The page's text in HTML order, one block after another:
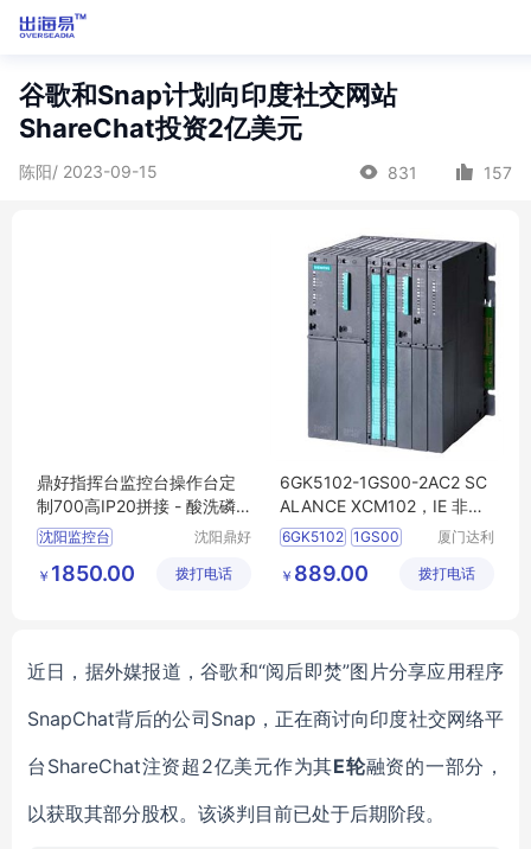
谷歌和Snap计划向印度社交网站
ShareChat投资2亿美元
陈阳/ 2023-09-15 831 157
鼎好指挥台监控台操作台定
制700高IP20拼接 - 酸洗磷
静电喷涂可开票 - 优质材料
实力生产
沈阳监控台
吉林操作台
沈阳鼎好
有限公司
￥ 1850.00 拨打电话
6GK5102-1GS00-2AC2 SC
ALANCE XCM102，IE 非管
理型媒介转换器 1 个
6GK5102 1GS00
厦门达利
科技有限
￥ 889.00 拨打电话
近日，据外媒报道，谷歌和“阅后即焚”图片分享应用程序
SnapChat背后的公司Snap ，正在商讨向印度社交网络平
台 ShareChat注资超 2亿美元作为其E轮融资的一部分，
以获取其部分股权。该谈判目前已处于后期阶段。